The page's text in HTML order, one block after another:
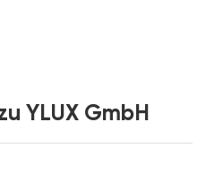
YLUX GmbH